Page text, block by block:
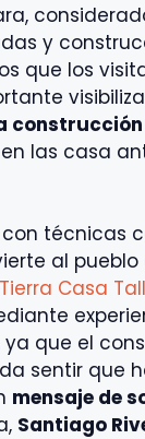
y
que los
las casa
técnicas
al
Casa
que el
sentir que
mensaje de
Santiago